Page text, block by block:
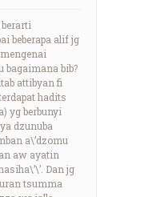
beberapa alif jg
bagaimana bib?
attibyan fi
hadits
yg berbunyi
dzunuba
a\’dzomu
aw ayatin
Dan jg
tsumma